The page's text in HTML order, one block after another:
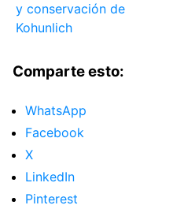
y conservación de
Kohunlich
Comparte esto:
WhatsApp
Facebook
X
LinkedIn
Pinterest